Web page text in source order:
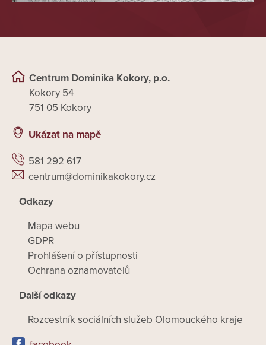
Centrum Dominika Kokory, p.o.
Kokory 54
751 05 Kokory
Ukázat na mapě
581 292 617
centrum@dominikakokory.cz
Odkazy
Mapa webu
GDPR
Prohlášení o přístupnosti
Ochrana oznamovatelů
Další odkazy
Rozcestník sociálních služeb Olomouckého kraje